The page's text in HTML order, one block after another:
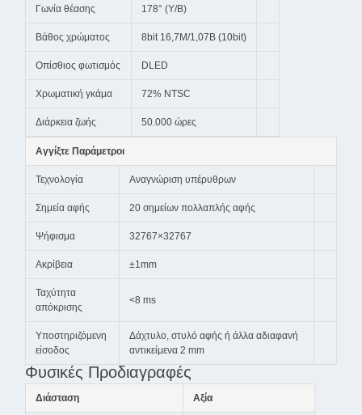
Γωνία θέασης 178° (Υ/Β)
Βάθος χρώματος 8bit 16,7M/1,07B (10bit)
Οπίσθιος φωτισμός DLED
Χρωματική γκάμα 72% NTSC
Διάρκεια ζωής 50.000 ώρες
Αγγίξτε Παράμετροι
Τεχνολογία Αναγνώριση υπέρυθρων
Σημεία αφής 20 σημείων πολλαπλής αφής
Ψήφισμα 32767×32767
Ακρίβεια ±1mm
Ταχύτητα
απόκρισης
<8 ms
Υποστηριζόμενη
είσοδος
Δάχτυλο, στυλό αφής ή άλλα αδιαφανή
αντικείμενα 2 mm
Φυσικές Προδιαγραφές
Διάσταση Αξία